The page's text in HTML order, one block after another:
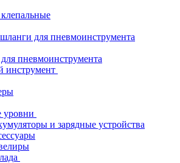
для пневмоинструмента
пневмоинструмента
инструмент
уровни
и зарядные устройства